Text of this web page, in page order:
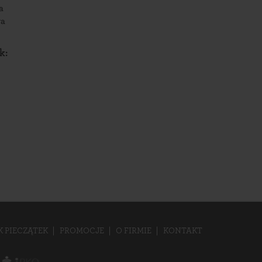
PIECZĄTEK PROMOCJE O FIRMIE KONTAKT